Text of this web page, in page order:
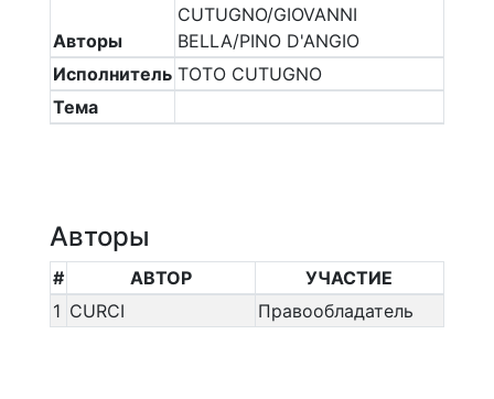
Авторы
CUTUGNO/GIOVANNI
BELLA/PINO D'ANGIO
Исполнитель TOTO CUTUGNO
Тема
Авторы
# АВТОР
УЧАСТИЕ
1 CURCI Правообладатель